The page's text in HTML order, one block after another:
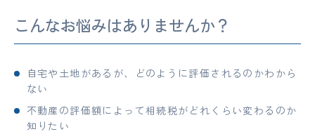
こんなお悩みはありませんか？
自宅や土地があるが、どのように評価されるのかわから
ない
不動産の評価額によって相続税がどれくらい変わるのか
知りたい